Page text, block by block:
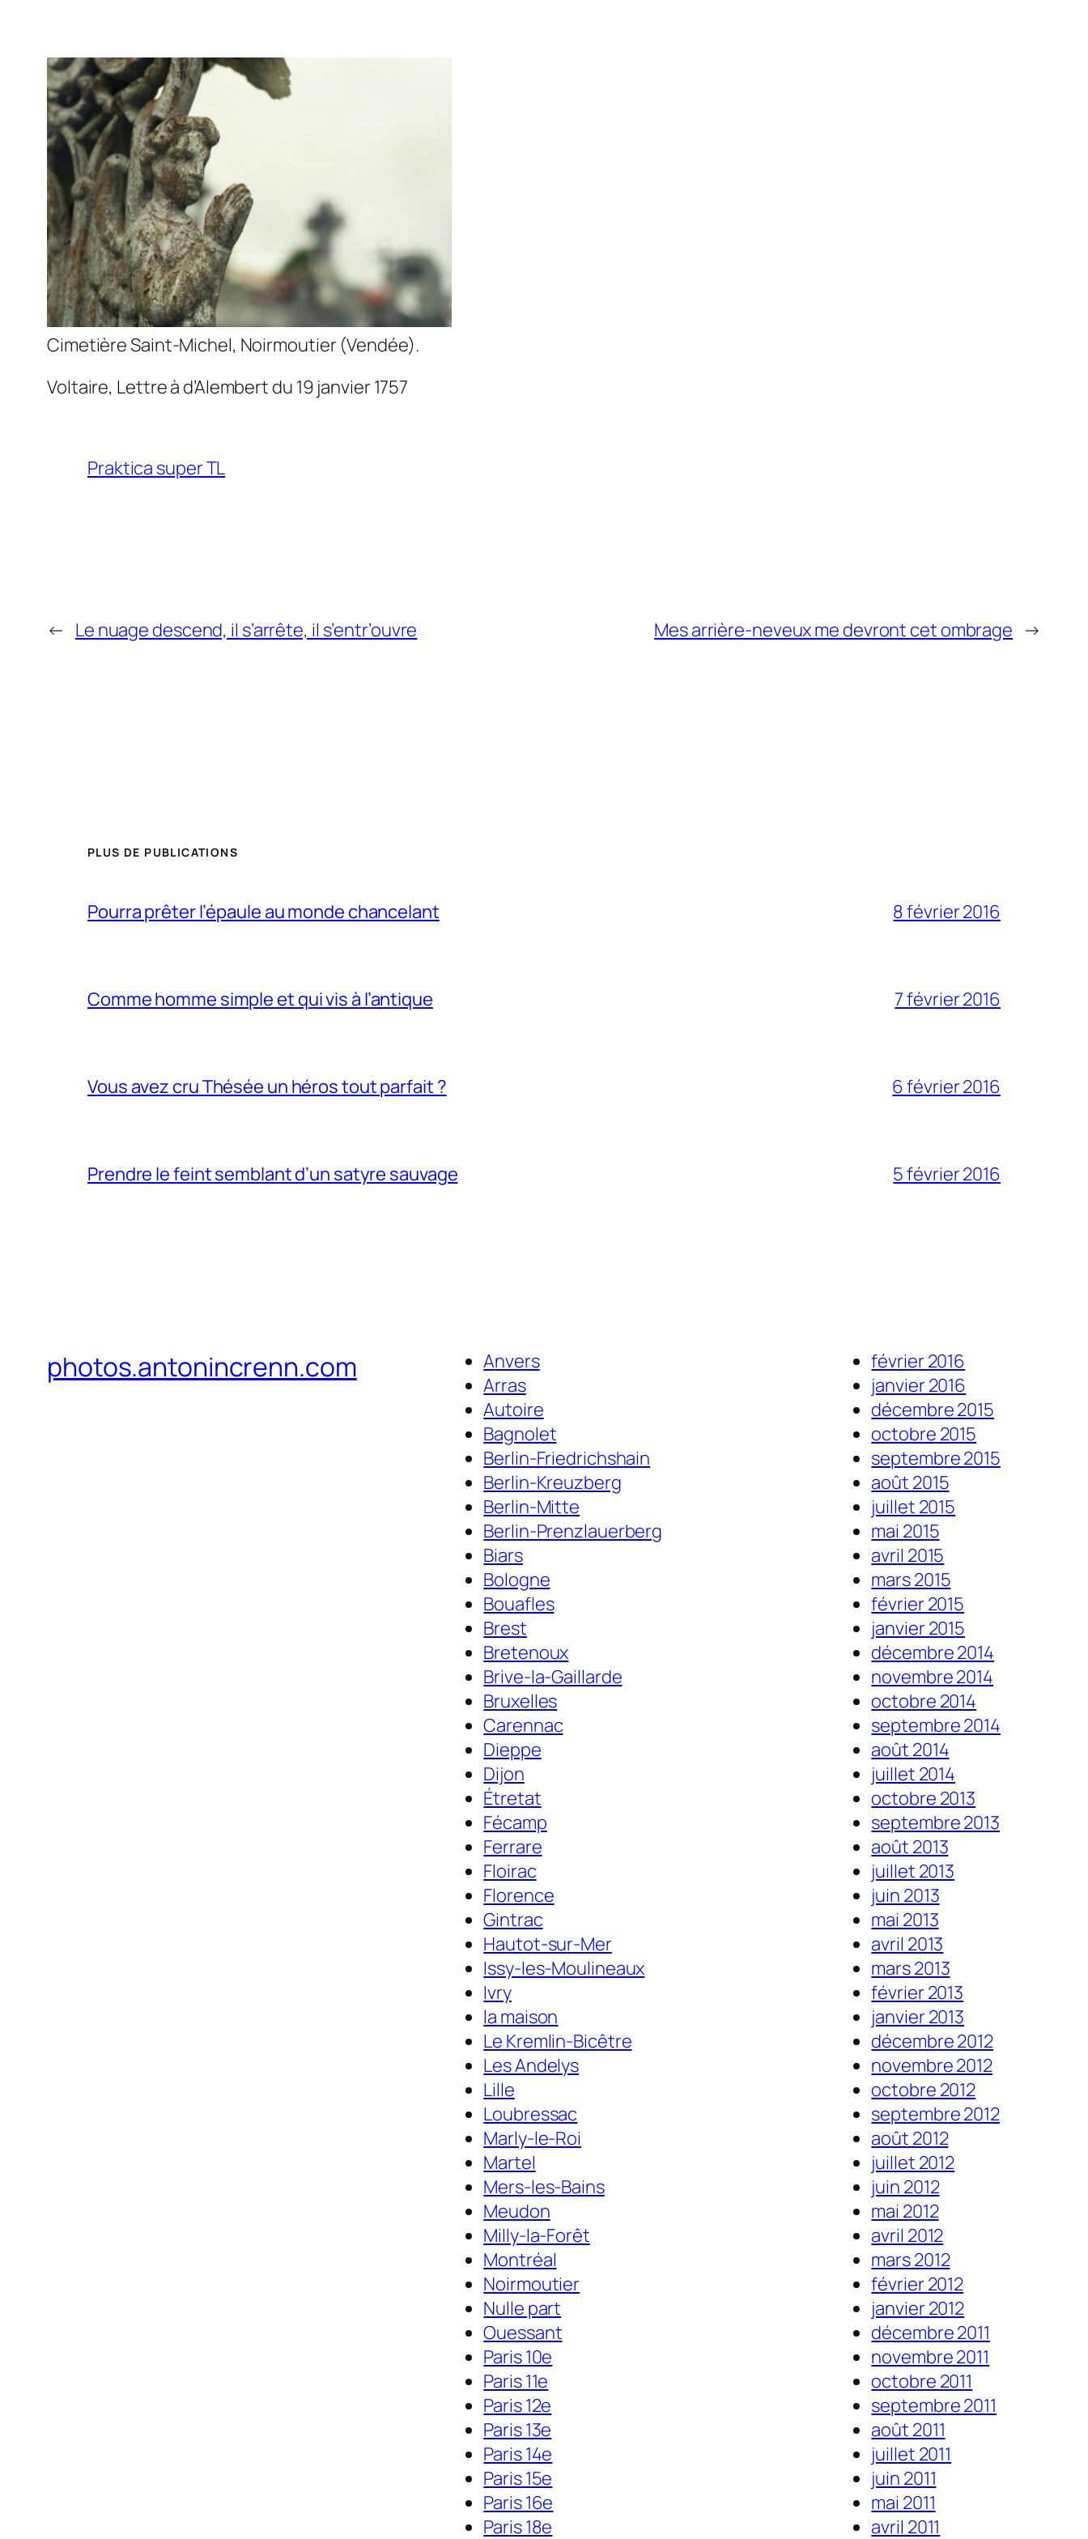
Cimetière Saint-Michel, Noirmoutier (Vendée).
Voltaire, Lettre à d’Alembert du 19 janvier 1757
Praktica super TL
← Le nuage descend, il s’arrête, il s’entr’ouvre Mes arrière-neveux me devront cet ombrage →
PLUS DE PUBLICATIONS
Pourra prêter l’épaule au monde chancelant 8 février 2016
Comme homme simple et qui vis à l’antique 7 février 2016
Vous avez cru Thésée un héros tout parfait ? 6 février 2016
Prendre le feint semblant d’un satyre sauvage 5 février 2016
photos.antonincrenn.com
Anvers
Arras
Autoire
Bagnolet
Berlin-Friedrichshain
Berlin-Kreuzberg
Berlin-Mitte
Berlin-Prenzlauerberg
Biars
Bologne
Bouafles
Brest
Bretenoux
Brive-la-Gaillarde
Bruxelles
Carennac
Dieppe
Dijon
Étretat
Fécamp
Ferrare
Floirac
Florence
Gintrac
Hautot-sur-Mer
Issy-les-Moulineaux
Ivry
la maison
Le Kremlin-Bicêtre
Les Andelys
Lille
Loubressac
Marly-le-Roi
Martel
Mers-les-Bains
Meudon
Milly-la-Forêt
Montréal
Noirmoutier
Nulle part
Ouessant
Paris 10e
Paris 11e
Paris 12e
Paris 13e
Paris 14e
Paris 15e
Paris 16e
Paris 18e
février 2016
janvier 2016
décembre 2015
octobre 2015
septembre 2015
août 2015
juillet 2015
mai 2015
avril 2015
mars 2015
février 2015
janvier 2015
décembre 2014
novembre 2014
octobre 2014
septembre 2014
août 2014
juillet 2014
octobre 2013
septembre 2013
août 2013
juillet 2013
juin 2013
mai 2013
avril 2013
mars 2013
février 2013
janvier 2013
décembre 2012
novembre 2012
octobre 2012
septembre 2012
août 2012
juillet 2012
juin 2012
mai 2012
avril 2012
mars 2012
février 2012
janvier 2012
décembre 2011
novembre 2011
octobre 2011
septembre 2011
août 2011
juillet 2011
juin 2011
mai 2011
avril 2011